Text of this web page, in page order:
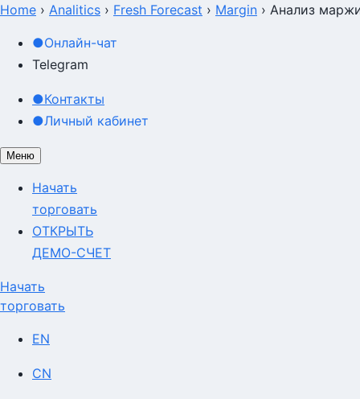
Home › Analitics › Fresh Forecast › Margin › Анализ
●Онлайн-чат
Telegram
●Контакты
●Личный кабинет
Меню
Начать
торговать
ОТКРЫТЬ
ДЕМО-СЧЕТ
Начать
торговать
EN
CN